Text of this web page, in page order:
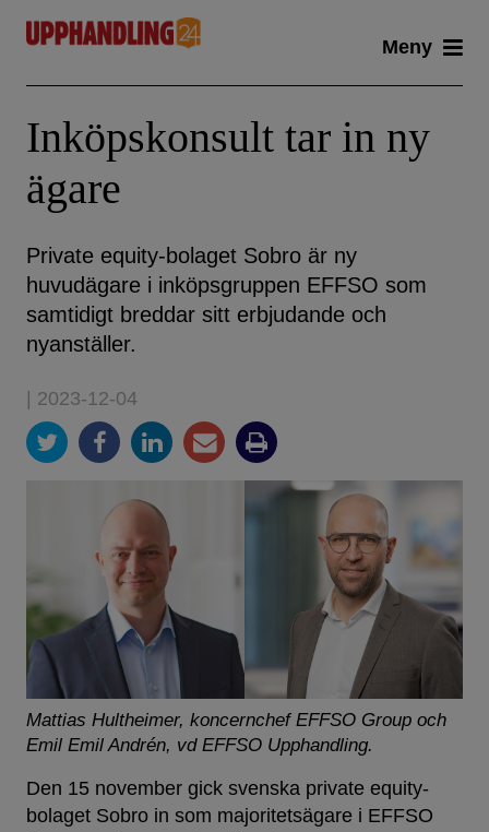
content
Meny
Inköpskonsult tar in ny
ägare
Private equity-bolaget Sobro är ny
huvudägare i inköpsgruppen EFFSO som
samtidigt breddar sitt erbjudande och
nyanställer.
| 2023-12-04
Mattias Hultheimer, koncernchef EFFSO Group och
Emil Emil Andrén, vd EFFSO Upphandling.
Den 15 november gick svenska private equity-
bolaget Sobro in som majoritetsägare i EFFSO